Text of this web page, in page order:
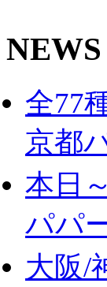
NEWS
全77
京都
本日
パパ
大阪/